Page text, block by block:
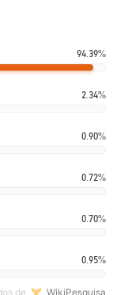
94.39%
2.34%
0.90%
0.72%
0.70%
0.95%
de WikiPesquisa